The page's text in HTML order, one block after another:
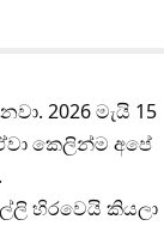
2026 මැයි 15
කෙලින්ම අපේ
හිරවෙයි කියලා